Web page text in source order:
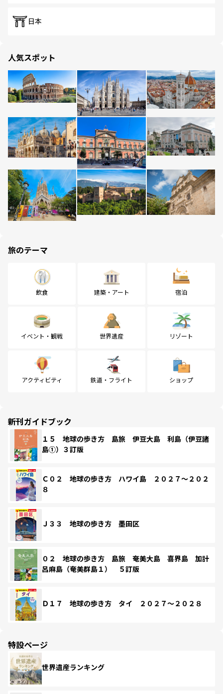
日本
人気スポット
旅のテーマ
飲食 建築・アート 宿泊
イベント・観戦 世界遺産 リゾート
アクティビティ 鉄道・フライト ショップ
新刊ガイドブック
１５ 地球の歩き方 島旅 伊豆大島 利島（伊豆諸
島①）３訂版
Ｃ０２ 地球の歩き方 ハワイ島 ２０２７～２０２
８
Ｊ３３ 地球の歩き方 墨田区
０２ 地球の歩き方 島旅 奄美大島 喜界島 加計
呂麻島（奄美群島１） ５訂版
Ｄ１７ 地球の歩き方 タイ ２０２７～２０２８
特設ページ
世界遺産ランキング